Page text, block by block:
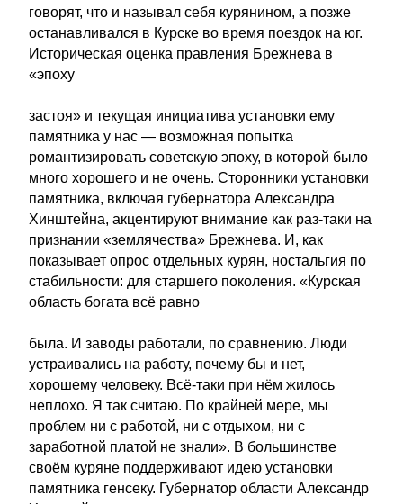
говорят, что и называл себя курянином, а позже
останавливался в Курске во время поездок на юг.
Историческая оценка правления Брежнева в
«эпоху
застоя» и текущая инициатива установки ему
памятника у нас — возможная попытка
романтизировать советскую эпоху, в которой было
много хорошего и не очень. Сторонники установки
памятника, включая губернатора Александра
Хинштейна, акцентируют внимание как раз-таки на
признании «землячества» Брежнева. И, как
показывает опрос отдельных курян, ностальгия по
стабильности: для старшего поколения. «Курская
область богата всё равно
была. И заводы работали, по сравнению. Люди
устраивались на работу, почему бы и нет,
хорошему человеку. Всё-таки при нём жилось
неплохо. Я так считаю. По крайней мере, мы
проблем ни с работой, ни с отдыхом, ни с
заработной платой не знали». В большинстве
своём куряне поддерживают идею установки
памятника генсеку. Губернатор области Александр